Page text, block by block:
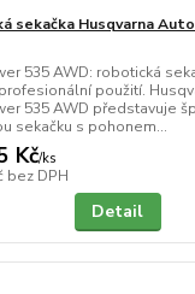
sekačka Husqvarna
535 AWD: robotická
použití.
535 AWD představuje
sekačku s pohonem...
Kč/ks
bez DPH
Detail